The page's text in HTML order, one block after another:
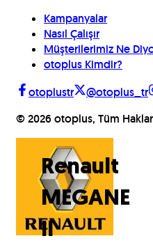
Kampanyalar
Nasıl Çalışır
Müşterilerimiz Ne
otoplus Kimdir?
otoplustr
@otoplus_tr
© 2026 otoplus, Tüm
Renault
MEGANE
II